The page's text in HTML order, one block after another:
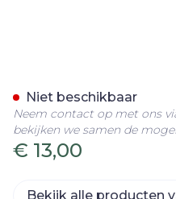
€ 13,00
Niet beschikbaar
Neem contact op met ons
bekijken we samen de
Bekijk alle producten